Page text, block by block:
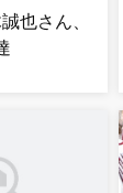
也さん、